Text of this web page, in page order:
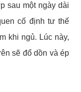
sau một ngày dài
cố định tư thế
khi ngủ. Lúc này,
sẽ đổ dồn và ép